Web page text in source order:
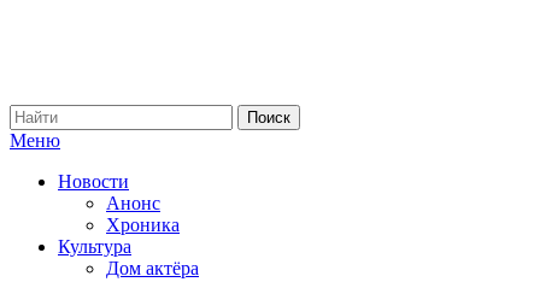
Меню
Новости
Анонс
Хроника
Культура
Дом актёра